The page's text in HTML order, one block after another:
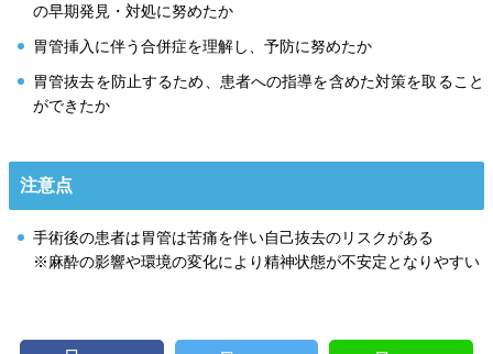
の早期発見・対処に努めたか
胃管挿入に伴う合併症を理解し、予防に努めたか
胃管抜去を防止するため、患者への指導を含めた対策を取ること
ができたか
注意点
手術後の患者は胃管は苦痛を伴い自己抜去のリスクがある
※麻酔の影響や環境の変化により精神状態が不安定となりやすい